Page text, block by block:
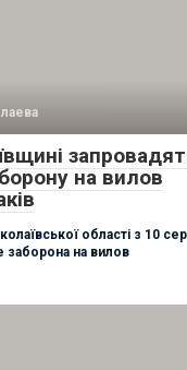
на вилов
області з 10
заборона на вилов